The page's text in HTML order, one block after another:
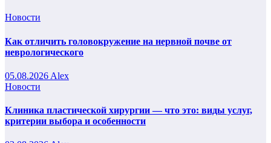
Новости
Как отличить головокружение на нервной почве от
неврологического
05.08.2026 Alex
Новости
Клиника пластической хирургии — что это: виды услуг,
критерии выбора и особенности